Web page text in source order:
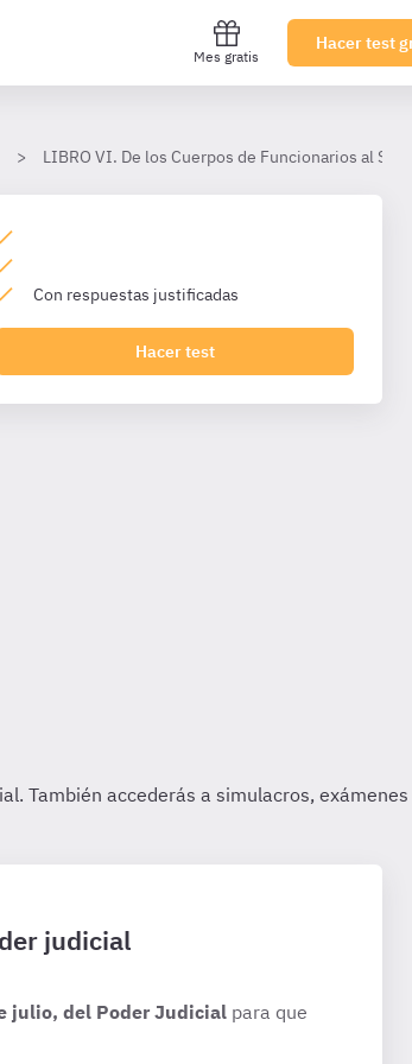
Mes gratis
Hacer test
LIBRO VI. De los Cuerpos de Funcionarios al
Con respuestas justificadas
Hacer test
judicial
julio, del Poder Judicialpara que